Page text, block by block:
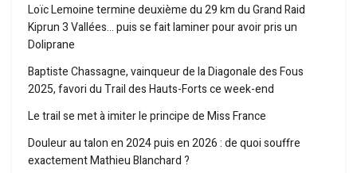
Loïc Lemoine termine deuxième du 29 km du Grand Raid
Kiprun 3 Vallées… puis se fait laminer pour avoir pris un
Doliprane
Baptiste Chassagne, vainqueur de la Diagonale des Fous
2025, favori du Trail des Hauts-Forts ce week-end
Le trail se met à imiter le principe de Miss France
Douleur au talon en 2024 puis en 2026 : de quoi souffre
exactement Mathieu Blanchard ?